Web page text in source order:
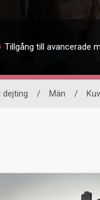
Tillgång till avancerade
dejting / Män /